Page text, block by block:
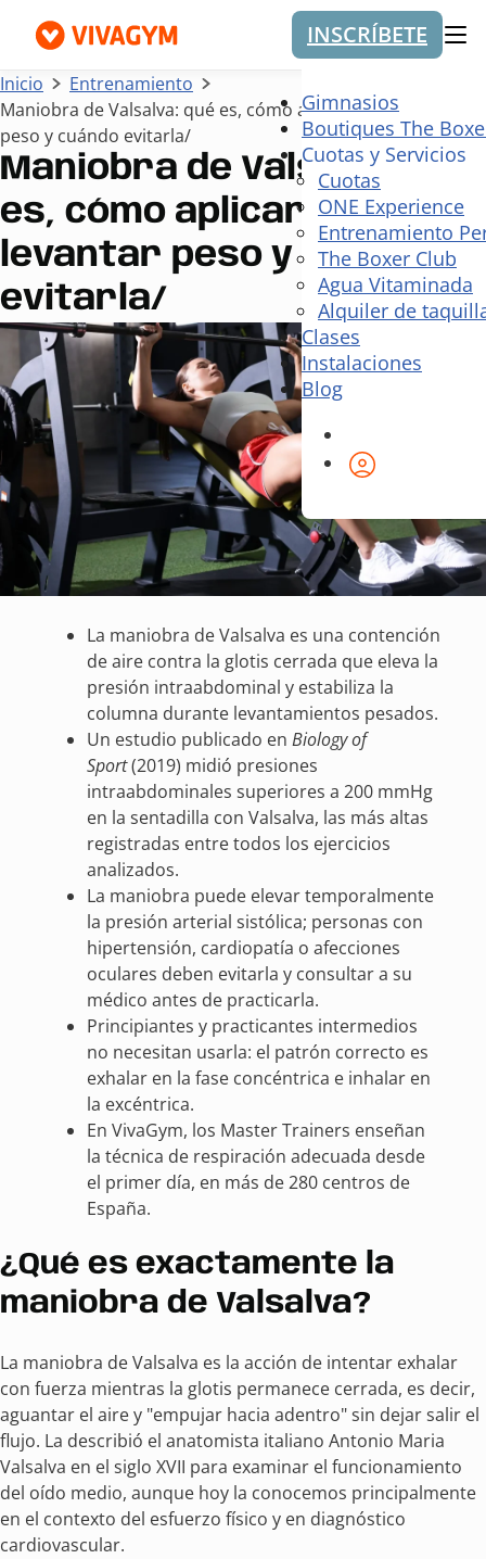
INSCRÍBETE
Gimnasios
Boutiques The
Cuotas y Servicios
Cuotas
ONE Experience
Entrenamiento
The Boxer Club
Agua Vitaminada
Alquiler de
Clases
Instalaciones
Blog
Inicio
Entrenamiento
Maniobra de Valsalva: qué es, cómo aplicarla al levantar
peso y cuándo evitarla/
Maniobra de Valsalva: qué
es, cómo aplicarla al
levantar peso y cuándo
evitarla/
La maniobra de Valsalva es una contención
de aire contra la glotis cerrada que eleva la
presión intraabdominal y estabiliza la
columna durante levantamientos pesados.
Un estudio publicado en Biology of
Sport(2019) midió presiones
intraabdominales superiores a 200 mmHg
en la sentadilla con Valsalva, las más altas
registradas entre todos los ejercicios
analizados.
La maniobra puede elevar temporalmente
la presión arterial sistólica; personas con
hipertensión, cardiopatía o afecciones
oculares deben evitarla y consultar a su
médico antes de practicarla.
Principiantes y practicantes intermedios
no necesitan usarla: el patrón correcto es
exhalar en la fase concéntrica e inhalar en
la excéntrica.
En VivaGym, los Master Trainers enseñan
la técnica de respiración adecuada desde
el primer día, en más de 280 centros de
España.
¿Qué es exactamente la
maniobra de Valsalva?
La maniobra de Valsalva es la acción de intentar exhalar
con fuerza mientras la glotis permanece cerrada, es decir,
aguantar el aire y "empujar hacia adentro" sin dejar salir el
flujo. La describió el anatomista italiano Antonio Maria
Valsalva en el siglo XVII para examinar el funcionamiento
del oído medio, aunque hoy la conocemos principalmente
en el contexto del esfuerzo físico y en diagnóstico
cardiovascular.